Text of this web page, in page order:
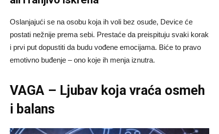
Oslanjajući se na osobu koja ih voli bez osude, Device će
postati nežnije prema sebi. Prestaće da preispituju svaki korak
i prvi put dopustiti da budu vođene emocijama. Biće to pravo
emotivno buđenje – ono koje ih menja iznutra.
VAGA – Ljubav koja vraća osmeh
i balans